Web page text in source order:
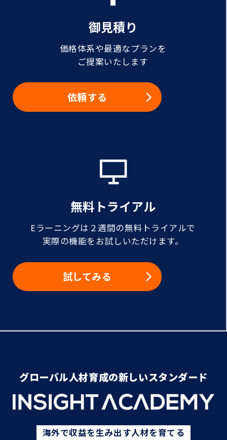
御見積り
価格体系や最適なプランを
ご提案いたします
依頼する
無料トライアル
Eラーニングは２週間の無料トライアルで
実際の機能をお試しいただけます。
試してみる
グローバル人材育成の新しいスタンダード
海外で収益を生み出す人材を育てる